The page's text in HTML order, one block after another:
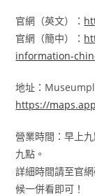
官網（英文）：
官網（簡中）：
information-
地址：
https://
營業時間：早上
九點。
詳細時間請至官
候一併看即可！